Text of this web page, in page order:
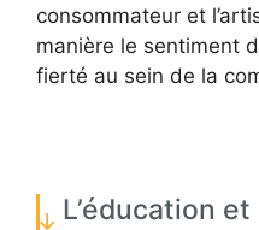
consommateur et
manière le sentiment
fierté au sein de la
L’éducation